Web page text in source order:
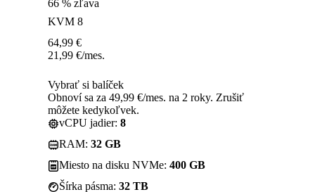
66 % zľava
KVM 8
64,99 €
21,99 €/mes.
Vybrať si balíček
Obnoví sa za 49,99 €/mes. na 2 roky. Zrušiť
môžete kedykoľvek.
vCPU jadier: 8
RAM: 32 GB
Miesto na disku NVMe: 400 GB
Šírka pásma: 32 TB